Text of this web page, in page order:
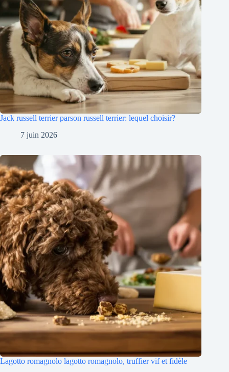
Jack russell terrier parson russell terrier: lequel choisir?
7 juin 2026
Lagotto romagnolo lagotto romagnolo, truffier vif et fidèle